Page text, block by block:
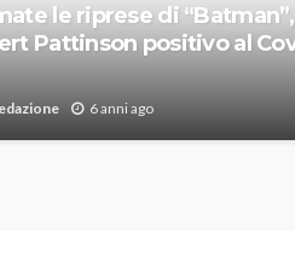
le riprese di “Batman”,
Pattinson positivo al
6 anni ago